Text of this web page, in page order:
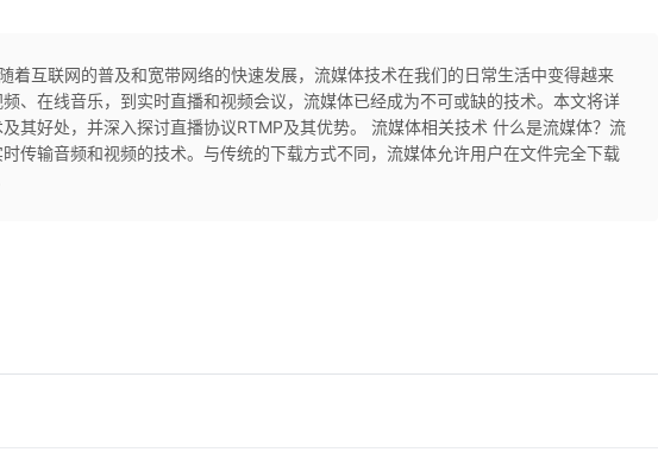
着互联网的普及和宽带网络的快速发展，流媒体技术在我们的日常生活中变得越来
、在线音乐，到实时直播和视频会议，流媒体已经成为不可或缺的技术。本文将详
其好处，并深入探讨直播协议RTMP及其优势。 流媒体相关技术 什么是流媒体？流
传输音频和视频的技术。与传统的下载方式不同，流媒体允许用户在文件完全下载